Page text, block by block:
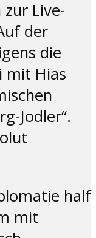
Live-
der
die
mit Hias
Jodler“.
half
mit